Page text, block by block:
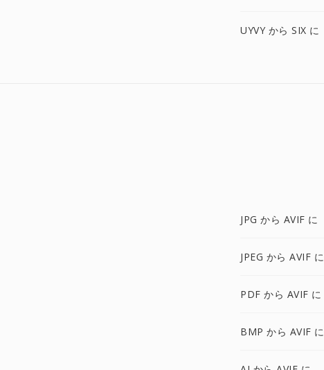
UYVY から SIX に
JPG から AVIF に
JPEG から AVIF に
PDF から AVIF に
BMP から AVIF に